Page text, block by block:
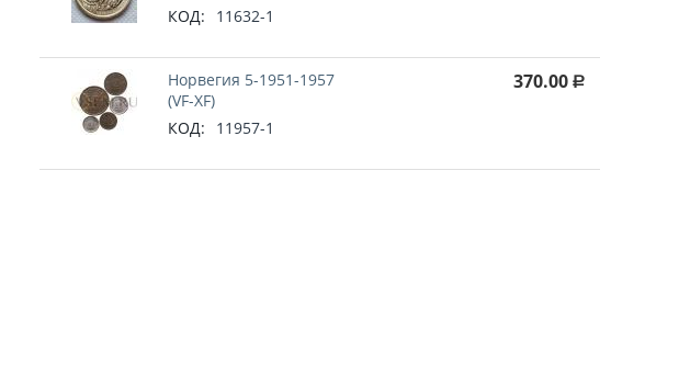
КОД:
11632-1
Норвегия 5-1951-1957
(VF-XF)
КОД:
11957-1
370.00 Р